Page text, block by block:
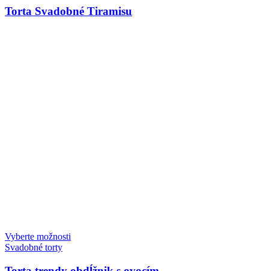
Torta Svadobné Tiramisu
Vyberte možnosti
Svadobné torty